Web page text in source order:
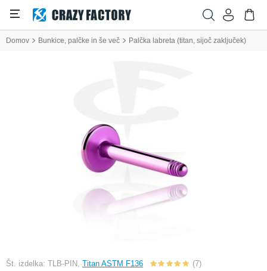
Domov Bunkice, palčke in še več Palčka labreta (titan, sijoč zaključek)
Št. izdelka: TLB-PIN, Titan ASTM F136 (7)